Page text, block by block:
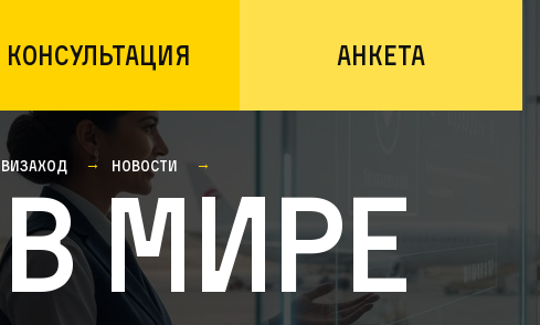
Консультация Анкета
Визаход Новости
В мире